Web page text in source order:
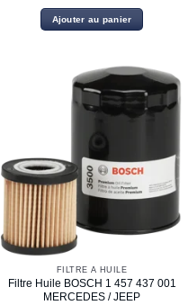
Ajouter au panier
FILTRE À HUILE
Filtre Huile BOSCH 1 457 437 001
MERCEDES / JEEP